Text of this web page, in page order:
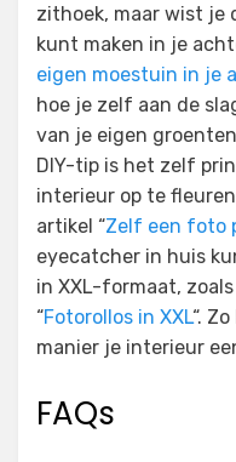
zithoek, maar wist je
kunt maken in je
eigen moestuin in je
hoe je zelf aan de
van je eigen
DIY-tip is het zelf
interieur op te
artikel “Zelf een foto
eyecatcher in huis
in XXL-formaat,
“Fotorollos in XXL“.
manier je interieur
FAQs